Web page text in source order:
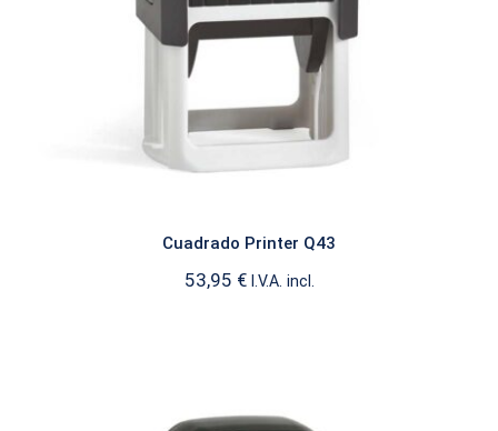
Cuadrado Printer Q43
53,95 € I.V.A. incl.